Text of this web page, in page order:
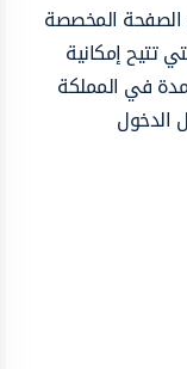
الصفحة المخصصة
تتيح إمكانية
في المملكة
الدخول